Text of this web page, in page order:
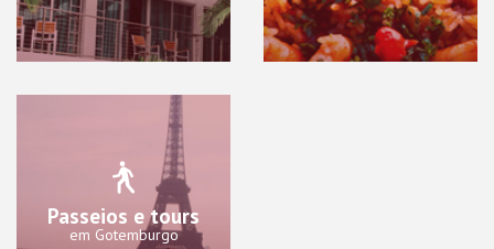
Passeios e tours
em Gotemburgo